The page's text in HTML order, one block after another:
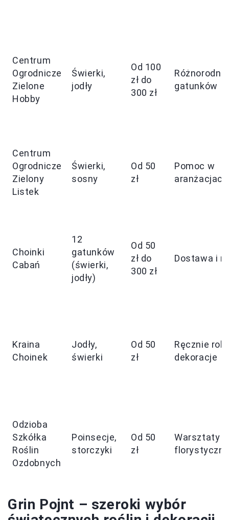
Centrum
Ogrodnicze
Zielone
Hobby
Świerki,
jodły
Od 100
zł do
300 zł
gatunków
Centrum
Ogrodnicze
Zielony
Listek
Świerki,
sosny
Od 50
zł
Pomoc w
aranżacjach
Choinki
Cabań
12
gatunków
(świerki,
jodły)
Od 50
zł do
300 zł
Dostawa i
Kraina
Choinek
Jodły,
świerki
Od 50
zł
Ręcznie
dekoracje
Odzioba
Szkółka
Roślin
Ozdobnych
Poinsecje,
storczyki
Od 50
zł
Warsztaty
Grin Pojnt – szeroki wybór